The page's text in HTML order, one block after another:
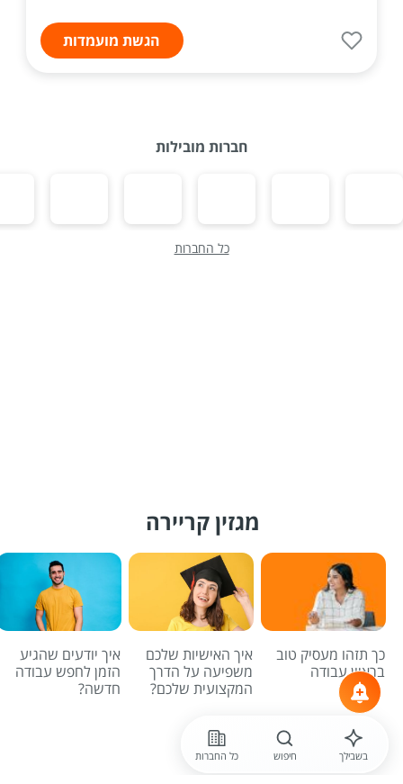
הגשת מועמדות
חברות מובילות
כל החברות
מגזין קריירה
כך תזהו מעסיק טוב
בראיון עבודה
איך האישיות שלכם
משפיעה על הדרך
המקצועית שלכם?
איך יודעים שהגיע
הזמן לחפש עבודה
חדשה?
לכל הכתבות
בשבילך חיפוש כל החברות